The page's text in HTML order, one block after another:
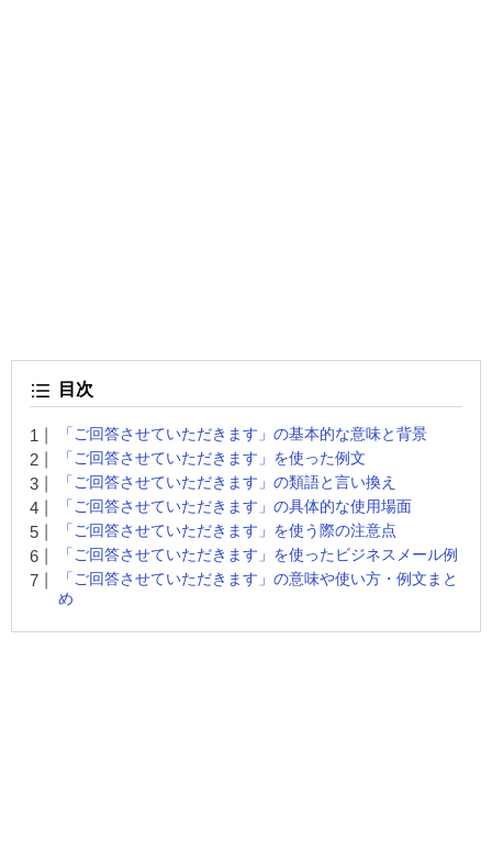
目次
「ご回答させていただきます」の基本的な意味と背景
「ご回答させていただきます」を使った例文
「ご回答させていただきます」の類語と言い換え
「ご回答させていただきます」の具体的な使用場面
「ご回答させていただきます」を使う際の注意点
「ご回答させていただきます」を使ったビジネスメール例
「ご回答させていただきます」の意味や使い方・例文まと
め